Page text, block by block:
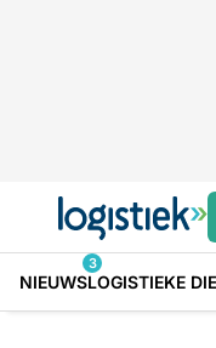
NIEUWS
3
LOGISTIEKE